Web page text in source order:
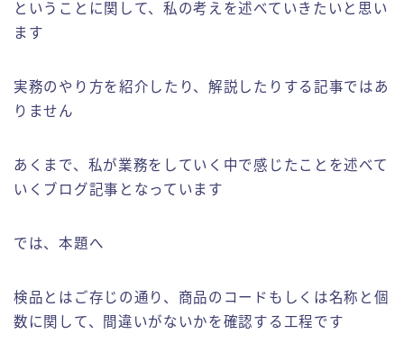
ということに関して、私の考えを述べていきたいと思い
ます
実務のやり方を紹介したり、解説したりする記事ではあ
りません
あくまで、私が業務をしていく中で感じたことを述べて
いくブログ記事となっています
では、本題へ
検品とはご存じの通り、商品のコードもしくは名称と個
数に関して、間違いがないかを確認する工程です